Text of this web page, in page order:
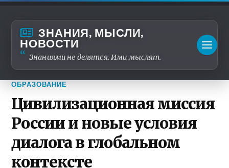
ЗНАНИЯ, МЫСЛИ,
НОВОСТИ
Знаниями не делятся. Ими мыслят.
ОБРАЗОВАНИЕ
Цивилизационная миссия
России и новые условия
диалога в глобальном
контексте